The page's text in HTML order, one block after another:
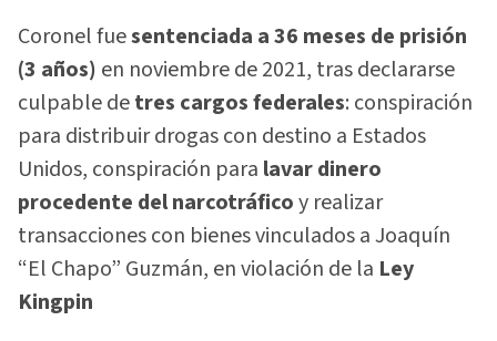
Coronel fuesentenciada a 36 meses de prisión
(3 años) en noviembre de 2021, tras declararse
culpable detres cargos federales: conspiración
para distribuir drogas con destino a Estados
Unidos, conspiración para lavar dinero
procedente del narcotráficoy realizar
transacciones con bienes vinculados a Joaquín
“El Chapo” Guzmán, en violación de la Ley
Kingpin